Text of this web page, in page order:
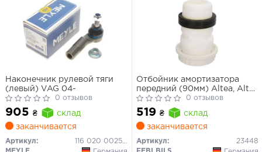
Наконечник рулевой тяги
(левый) VAG 04-
0 отзывов
905 ₴
склад
заканчивается
Артикул:
116 020 0025/HD
Отбойник амортизатора
передний (90мм) Altea, Altea
XL, Leon, Leon SC, Leon
Sportstourer, Leon ST, Toledo
III, Octavia II
0 отзывов
519 ₴
склад
заканчивается
Артикул:
23448